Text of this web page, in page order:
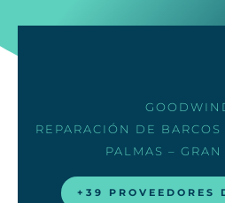
REPARACIÓN DE BARCOS
PALMAS –
+39 PROVEEDORES